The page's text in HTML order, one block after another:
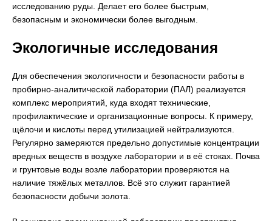
исследованию руды. Делает его более быстрым,
безопасным и экономически более выгодным.
Экологичные исследования
Для обеспечения экологичности и безопасности работы в
пробирно-аналитической лаборатории (ПАЛ) реализуется
комплекс мероприятий, куда входят технические,
профилактические и организационные вопросы. К примеру,
щёлочи и кислоты перед утилизацией нейтрализуются.
Регулярно замеряются предельно допустимые концентрации
вредных веществ в воздухе лаборатории и в её стоках. Почва
и грунтовые воды возле лаборатории проверяются на
наличие тяжёлых металлов. Всё это служит гарантией
безопасности добычи золота.